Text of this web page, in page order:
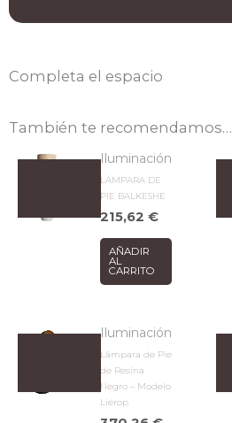
Completa el espacio
También te recomendamos…
Iluminación
LÁMPARA DE
PIE BALKESHE
215,62€
AÑADIR
AL
CARRITO
Iluminación
Lámpara de Pie
de Resina
Negro – Modelo
Lierop